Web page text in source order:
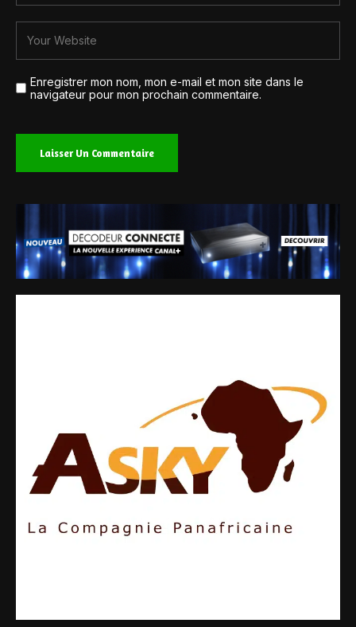
Enregistrer mon nom, mon e-mail et mon site dans le
navigateur pour mon prochain commentaire.